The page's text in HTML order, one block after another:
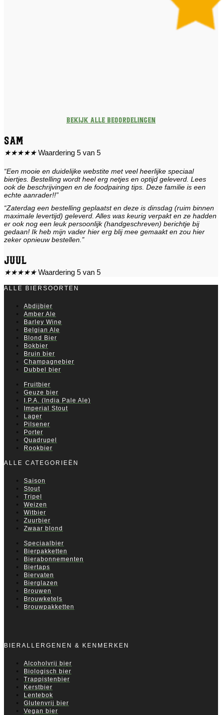
Bekijk alle beoordelingen
Sam
★★★★★ Waardering 5 van 5
“Een mooie en duidelijke webstite met veel heerlijke speciaal
biertjes. Bestelling wordt heel erg netjes en optijd geleverd. Lees
ook de beschrijvingen en de foodpairing tips. Deze familie is een
echte aanrader!!”
“Zaterdag een bestelling geplaatst en deze is dinsdag (ruim binnen
maximale levertijd) geleverd. Alles was keurig verpakt en ze hadden
er ook nog een leuk persoonlijk (handgeschreven) berichtje bij
gedaan! Ik heb mijn vader hier erg blij mee gemaakt en zou hier
zeker opnieuw bestellen.”
Juul
★★★★★ Waardering 5 van 5
ALLE BIERSOORTEN
Abdijbier
Amber Ale
Barley Wine
Belgian Ale
Blond Bier
Bokbier
Bruin bier
Champagnebier
Dubbel bier
Fruitbier
Geuze bier
I.P.A. (India Pale Ale)
Imperial Stout
Lager
Pilsener
Porter
Quadrupel
Rookbier
ALLE CATEGORIEËN
Saison
Stout
Tripel
Weizen
Witbier
Zuurbier
Zwaar blond
Speciaalbier
Bierpakketten
Bierabonnementen
Biertaps
Biervaten
Bierglazen
Brouwen
Brouwketels
Brouwpakketten
BIERALLERGENEN & KENMERKEN
Alcoholvrij bier
Biologisch bier
Trappistenbier
Kerstbier
Lentebok
Glutenvrij bier
Vegan bier